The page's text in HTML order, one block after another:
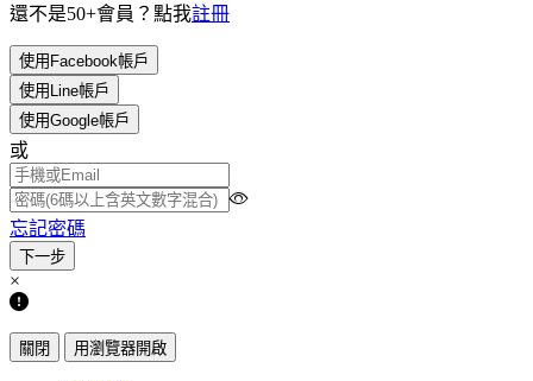
還不是50+會員？點我註冊
使用Facebook帳戶
使用Line帳戶
使用Google帳戶
或
忘記密碼
×
關閉 用瀏覽器開啟